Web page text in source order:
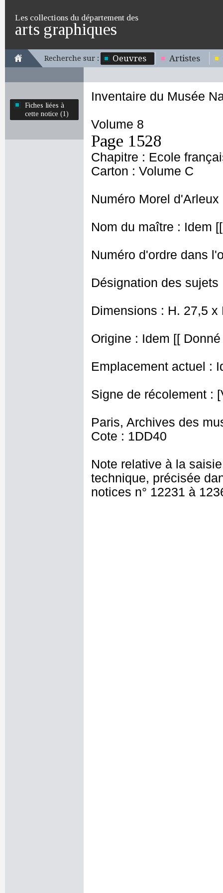
Les collections du département des
arts graphiques
Recherche sur : Oeuvres Artistes
Fiches liées à
cette notice (1)
Inventaire du Musée
Volume 8
Page 1528
Chapitre : Ecole
Carton : Volume C
Numéro Morel d'Arleux
Nom du maître : Idem
Numéro d'ordre dans
Désignation des sujets
Dimensions : H. 27,5 x
Origine : Idem [[
Emplacement actuel :
Signe de récolement :
Paris, Archives des
Cote : 1DD40
Note relative à la
technique, précisée
notices n° 12231 à